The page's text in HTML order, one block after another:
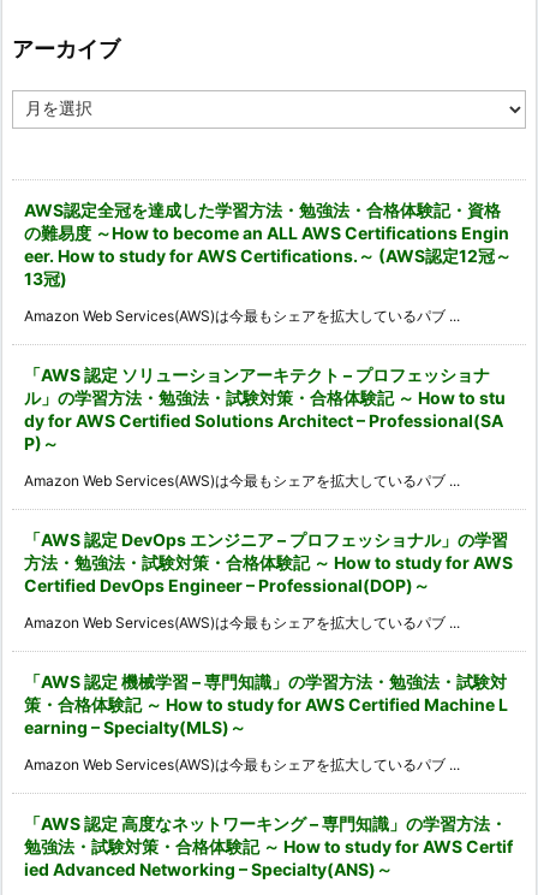
ー
アーカイブ
ー
AWS認定全冠を達成した学習方法・勉強法・合格体験記・資格
の難易度 ～How to become an ALL AWS Certifications Engin
eer. How to study for AWS Certifications.～ (AWS認定12冠～
13冠)
Amazon Web Services(AWS)は今最もシェアを拡大しているパブ ...
「AWS 認定 ソリューションアーキテクト – プロフェッショナ
ル」の学習方法・勉強法・試験対策・合格体験記 ～ How to stu
dy for AWS Certified Solutions Architect – Professional(SA
P)～
Amazon Web Services(AWS)は今最もシェアを拡大しているパブ ...
「AWS 認定 DevOps エンジニア – プロフェッショナル」の学習
方法・勉強法・試験対策・合格体験記 ～ How to study for AWS
Certified DevOps Engineer – Professional(DOP)～
Amazon Web Services(AWS)は今最もシェアを拡大しているパブ ...
「AWS 認定 機械学習 – 専門知識」の学習方法・勉強法・試験対
策・合格体験記 ～ How to study for AWS Certified Machine L
earning – Specialty(MLS)～
Amazon Web Services(AWS)は今最もシェアを拡大しているパブ ...
「AWS 認定 高度なネットワーキング – 専門知識」の学習方法・
勉強法・試験対策・合格体験記 ～ How to study for AWS Certif
ied Advanced Networking – Specialty(ANS)～